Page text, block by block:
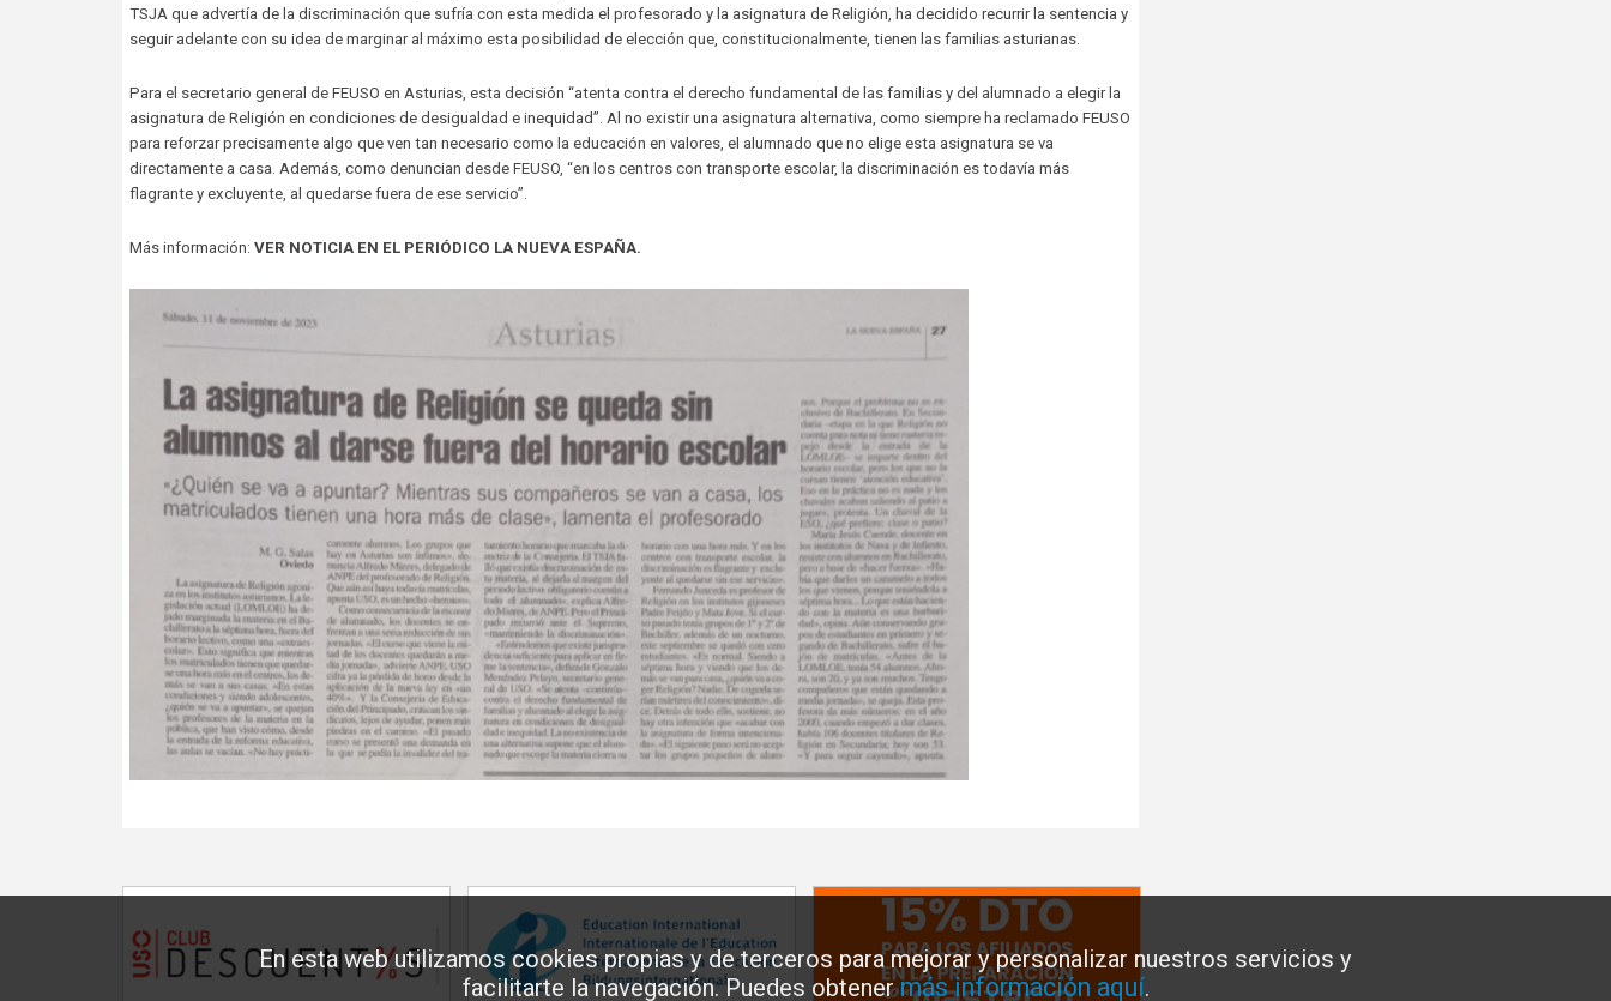
En esta web utilizamos cookies propias y de terceros para mejorar y personalizar nuestros servicios y
facilitarte la navegación. Puedes obtenermás información aquí.
TSJA que advertía de la discriminación que sufría con esta medida el profesorado y la asignatura de Religión, ha decidido recurrir la sentencia y
seguir adelante con su idea de marginar al máximo esta posibilidad de elección que, constitucionalmente, tienen las familias asturianas.
Para el secretario general de FEUSO en Asturias, esta decisión “atenta contra el derecho fundamental de las familias y del alumnado a elegir la
asignatura de Religión en condiciones de desigualdad e inequidad”. Al no existir una asignatura alternativa, como siempre ha reclamado FEUSO
para reforzar precisamente algo que ven tan necesario como la educación en valores, el alumnado que no elige esta asignatura se va
directamente a casa. Además, como denuncian desde FEUSO, “en los centros con transporte escolar, la discriminación es todavía más
flagrante y excluyente, al quedarse fuera de ese servicio”.
Más información: VER NOTICIA EN EL PERIÓDICO LA NUEVA ESPAÑA.